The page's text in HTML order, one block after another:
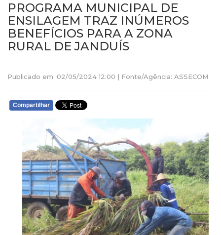
PROGRAMA MUNICIPAL DE
ENSILAGEM TRAZ INÚMEROS
BENEFÍCIOS PARA A ZONA
RURAL DE JANDUÍS
Publicado em: 02/05/2024 12:00 | Fonte/Agência: ASSECOM
Compartilhar